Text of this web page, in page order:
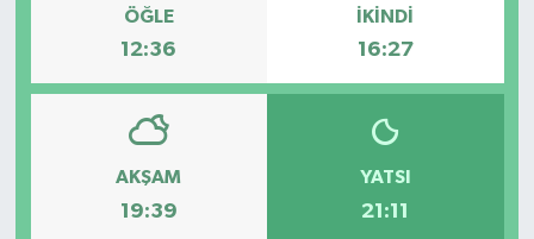
ÖĞLE
12:36
İKINDI
16:27
AKŞAM
19:39
YATSI
21:11